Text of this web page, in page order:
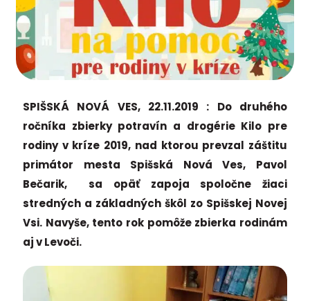
SPIŠSKÁ NOVÁ VES, 22.11.2019 : Do druhého
ročníka zbierky potravín a drogérie Kilo pre
rodiny v kríze 2019, nad ktorou prevzal záštitu
primátor mesta Spišská Nová Ves, Pavol
Bečarik, sa opäť zapoja spoločne žiaci
stredných a základných škôl zo Spišskej Novej
Vsi. Navyše, tento rok pomôže zbierka rodinám
aj v Levoči.